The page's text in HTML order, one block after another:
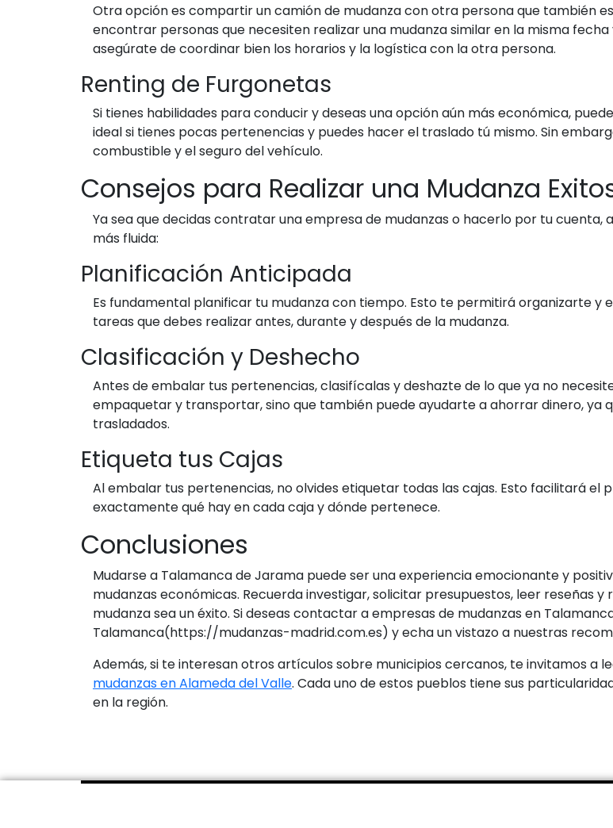
Otra opción es compartir un camión de mudanza con otra persona que también
encontrar personas que necesiten realizar una mudanza similar en la misma
asegúrate de coordinar bien los horarios y la logística con la otra persona.
Renting de Furgonetas
Si tienes habilidades para conducir y deseas una opción aún más económica,
ideal si tienes pocas pertenencias y puedes hacer el traslado tú mismo. Sin
combustible y el seguro del vehículo.
Consejos para Realizar una Mudanza
Ya sea que decidas contratar una empresa de mudanzas o hacerlo por tu cuenta,
más fluida:
Planificación Anticipada
Es fundamental planificar tu mudanza con tiempo. Esto te permitirá organizarte y
tareas que debes realizar antes, durante y después de la mudanza.
Clasificación y Deshecho
Antes de embalar tus pertenencias, clasifícalas y deshazte de lo que ya no
empaquetar y transportar, sino que también puede ayudarte a ahorrar dinero, ya
trasladados.
Etiqueta tus Cajas
Al embalar tus pertenencias, no olvides etiquetar todas las cajas. Esto facilitará el
exactamente qué hay en cada caja y dónde pertenece.
Conclusiones
Mudarse a Talamanca de Jarama puede ser una experiencia emocionante y
mudanzas económicas. Recuerda investigar, solicitar presupuestos, leer reseñas
mudanza sea un éxito. Si deseas contactar a empresas de mudanzas en
Talamanca(https://mudanzas-madrid.com.es) y echa un vistazo a nuestras
Además, si te interesan otros artículos sobre municipios cercanos, te invitamos a
mudanzas en Alameda del Valle. Cada uno de estos pueblos tiene sus
en la región.